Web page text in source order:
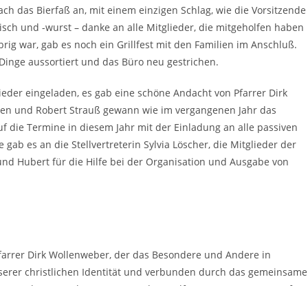
das Bierfaß an, mit einem einzigen Schlag, wie die Vorsitzende
und -wurst – danke an alle Mitglieder, die mitgeholfen haben
war, gab es noch ein Grillfest mit den Familien im Anschluß.
aussortiert und das Büro neu gestrichen.
eingeladen, es gab eine schöne Andacht von Pfarrer Dirk
und Robert Strauß gewann wie im vergangenen Jahr das
die Termine in diesem Jahr mit der Einladung an alle passiven
es an die Stellvertreterin Sylvia Löscher, die Mitglieder der
Hubert für die Hilfe bei der Organisation und Ausgabe von
Dirk Wollenweber, der das Besondere und Andere in
christlichen Identität und verbunden durch das gemeinsame